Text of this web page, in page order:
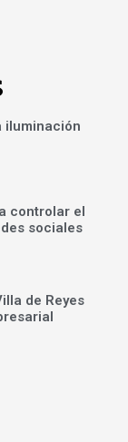
iluminación
controlar el
sociales
de Reyes